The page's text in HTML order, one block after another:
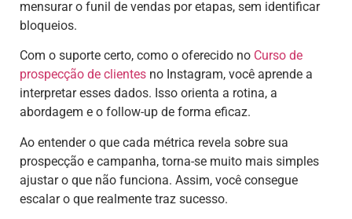
mensurar o funil de vendas por etapas, sem identificar
bloqueios.
Com o suporte certo, como o oferecido no Curso de
prospecção de clientes no Instagram, você aprende a
interpretar esses dados. Isso orienta a rotina, a
abordagem e o follow-up de forma eficaz.
Ao entender o que cada métrica revela sobre sua
prospecção e campanha, torna-se muito mais simples
ajustar o que não funciona. Assim, você consegue
escalar o que realmente traz sucesso.